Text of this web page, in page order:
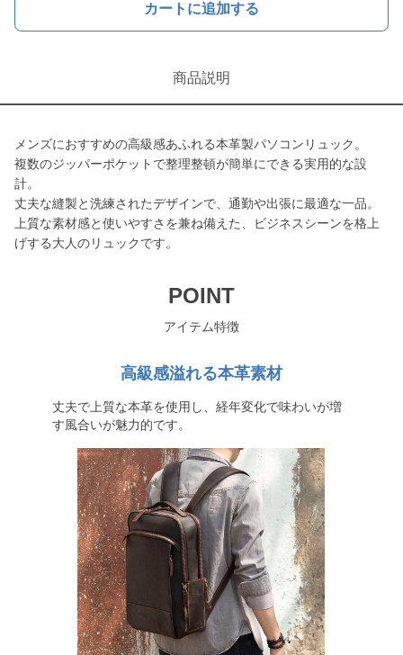
カートに追加する
商品説明
メンズにおすすめの高級感あふれる本革製パソコンリュック。
複数のジッパーポケットで整理整頓が簡単にできる実用的な設
計。
丈夫な縫製と洗練されたデザインで、通勤や出張に最適な一品。
上質な素材感と使いやすさを兼ね備えた、ビジネスシーンを格上
げする大人のリュックです。
POINT
アイテム特徴
高級感溢れる本革素材
丈夫で上質な本革を使用し、経年変化で味わいが増
す風合いが魅力的です。